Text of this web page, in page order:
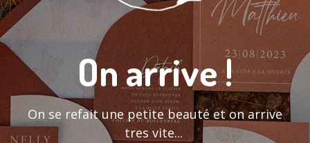
On arrive !
On se refait une petite beauté et on arrive
tres vite...